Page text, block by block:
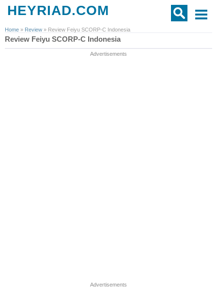
HEYRIAD.COM
Home » Review » Review Feiyu SCORP-C Indonesia
Review Feiyu SCORP-C Indonesia
Advertisements
Advertisements